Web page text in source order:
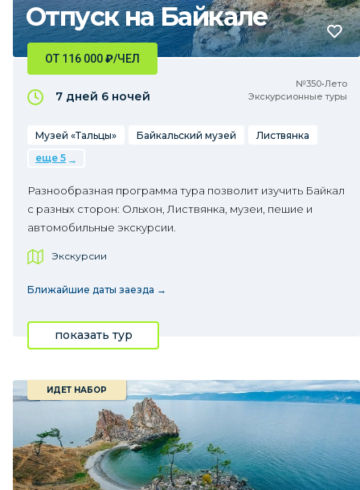
Отпуск на Байкале
№350•Лето
Экскурсионные туры
ОТ 116 000₽/ЧЕЛ
7 дней 6 ночей
Музей «Тальцы» Байкальский музей
Листвянка
еще 5
Разнообразная программа тура позволит изучить Байкал
с разных сторон: Ольхон, Листвянка, музеи, пешие и
автомобильные экскурсии.
Экскурсии
Ближайшие даты заезда →
показать тур
ИДЕТ НАБОР